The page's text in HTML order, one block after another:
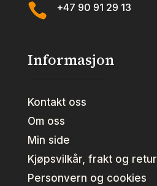
 +47 90 91 29 13
Informasjon
Kontakt oss
Om oss
Min side
Kjøpsvilkår, frakt og retur
Personvern og cookies